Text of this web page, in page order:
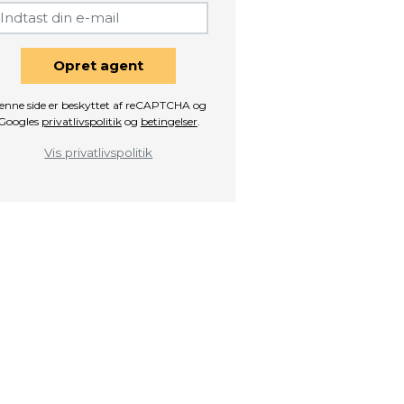
Opret agent
side er beskyttet af reCAPTCHA og
privatlivspolitikog betingelser.
Vis privatlivspolitik